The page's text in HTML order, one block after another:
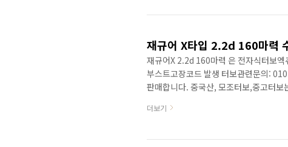
4' ..
재규어 X타입 2.2d 160마력
재규어X 2.2d 160마력 은 전자식터보
부스트고장코드 발생 터보관련문의:
판매합니다. 중국산, 모조터보,중고터
나는 차종입니다. 엑츄에이터 고장의 원
이야기...) 터보차저가 방열판으로 덮혀
더보기